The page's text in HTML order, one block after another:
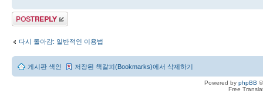
답변 게시글
다시 돌아감: 일반적인 이용법
게시판 색인 저장된 책갈피(Bookmarks)에서 삭제하기
Powered by phpBB
Free